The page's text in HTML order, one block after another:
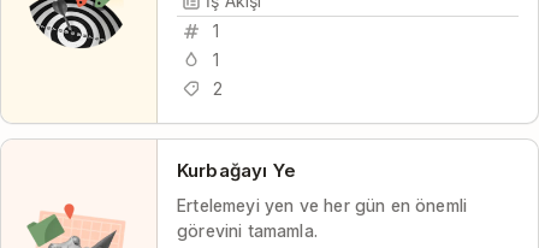
1
1
2
Kurbağayı Ye
Ertelemeyi yen ve her gün en önemli
görevini tamamla.